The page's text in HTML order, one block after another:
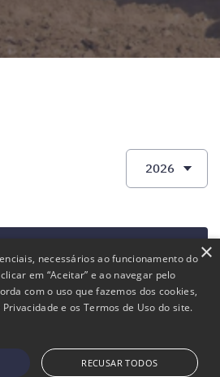
Powered by MZ
×
necessários ao funcionamento do
em “Aceitar” e ao navegar pelo
com o uso que fazemos dos cookies,
e os Termos de Uso do site.
RECUSAR TODOS